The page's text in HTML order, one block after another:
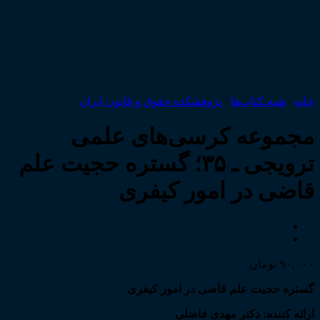
خانه / همه‌ـ‌کتاب‌ها / پژوهشکده حقوق و قانون ایران
مجموعه کرسی‌های علمی
ترویجی ـ ۳۵؛ گستره حجیت علم
قاضی در امور کیفری
۹۰,۰۰۰ تومان
گستره حجیت علم قاضی در امور کیفری
ارائه کننده: دکتر مهدی فاضلی